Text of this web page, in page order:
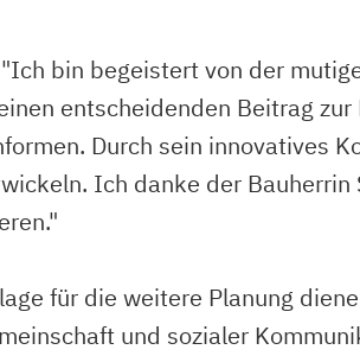
bin begeistert von der
entscheidenden Beitrag
Durch sein innovatives
Ich danke der Bauherrin
für die weitere Planung
und sozialer